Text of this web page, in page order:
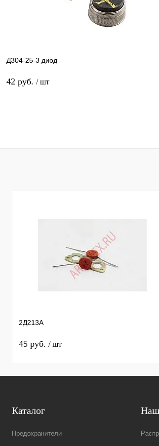
Д304-25-3 диод
42 руб. / шт
Купить в 1 клик Сравнение
2Д213А
45 руб. / шт
Каталог
Предохранители